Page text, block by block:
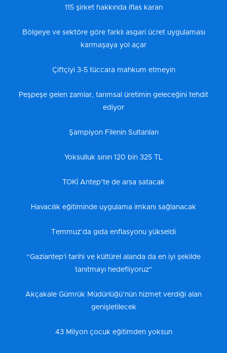
115 şirket hakkında iflas kararı
Bölgeye ve sektöre göre farklı asgari ücret uygulaması
karmaşaya yol açar
Çiftçiyi 3-5 tüccara mahkum etmeyin
Peşpeşe gelen zamlar, tarımsal üretimin geleceğini tehdit
ediyor
Şampiyon Filenin Sultanları
Yoksulluk sınırı 120 bin 325 TL
TOKİ Antep’te de arsa satacak
Havacılık eğitiminde uygulama imkanı sağlanacak
Temmuz’da gıda enflasyonu yükseldi
“Gaziantep'i tarihi ve kültürel alanda da en iyi şekilde
tanıtmayı hedefliyoruz"
Akçakale Gümrük Müdürlüğü’nün hizmet verdiği alan
genişletilecek
43 Milyon çocuk eğitimden yoksun